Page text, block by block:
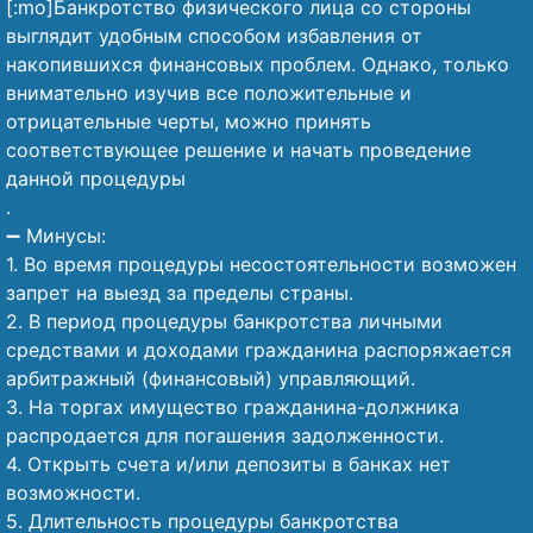
[:mo]Банкротство физического лица со стороны
выглядит удобным способом избавления от
накопившихся финансовых проблем. Однако, только
внимательно изучив все положительные и
отрицательные черты, можно принять
соответствующее решение и начать проведение
данной процедуры
.
➖ Минусы:
1. Во время процедуры несостоятельности возможен
запрет на выезд за пределы страны.
2. В период процедуры банкротства личными
средствами и доходами гражданина распоряжается
арбитражный (финансовый) управляющий.
3. На торгах имущество гражданина-должника
распродается для погашения задолженности.
4. Открыть счета и/или депозиты в банках нет
возможности.
5. Длительность процедуры банкротства